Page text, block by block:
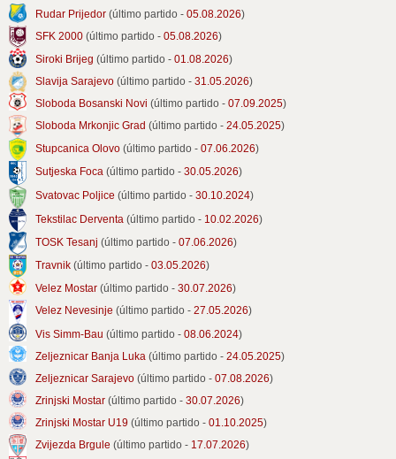
Rudar Prijedor(último partido - 05.08.2026)
SFK 2000(último partido - 05.08.2026)
Siroki Brijeg (último partido - 01.08.2026)
Slavija Sarajevo(último partido - 31.05.2026)
Sloboda Bosanski Novi (último partido - 07.09.2025)
Sloboda Mrkonjic Grad (último partido - 24.05.2025)
Stupcanica Olovo(último partido - 07.06.2026)
Sutjeska Foca (último partido - 30.05.2026)
Svatovac Poljice (último partido - 30.10.2024)
Tekstilac Derventa (último partido - 10.02.2026)
TOSK Tesanj (último partido - 07.06.2026)
Travnik(último partido - 03.05.2026)
Velez Mostar(último partido - 30.07.2026)
Velez Nevesinje (último partido - 27.05.2026)
Vis Simm-Bau (último partido - 08.06.2024)
Zeljeznicar Banja Luka(último partido - 24.05.2025)
Zeljeznicar Sarajevo(último partido - 07.08.2026)
Zrinjski Mostar(último partido - 30.07.2026)
Zrinjski Mostar U19 (último partido - 01.10.2025)
Zvijezda Brgule (último partido - 17.07.2026)